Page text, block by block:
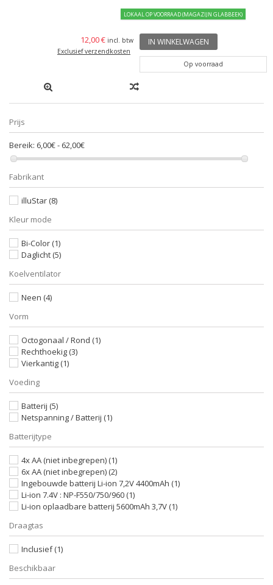
LOKAAL OP VOORRAAD (MAGAZIJN GLABBEEK)
12,00 € incl. btw
Exclusief verzendkosten
IN WINKELWAGEN
Op voorraad
Prijs
Bereik: 6,00€ - 62,00€
Fabrikant
illuStar (8)
Kleur mode
Bi-Color (1)
Daglicht (5)
Koelventilator
Neen (4)
Vorm
Octogonaal / Rond (1)
Rechthoekig (3)
Vierkantig (1)
Voeding
Batterij (5)
Netspanning / Batterij (1)
Batterijtype
4x AA (niet inbegrepen) (1)
6x AA (niet inbegrepen) (2)
Ingebouwde batterij Li-ion 7,2V 4400mAh (1)
Li-ion 7.4V : NP-F550/750/960 (1)
Li-ion oplaadbare batterij 5600mAh 3,7V (1)
Draagtas
Inclusief(1)
Beschikbaar